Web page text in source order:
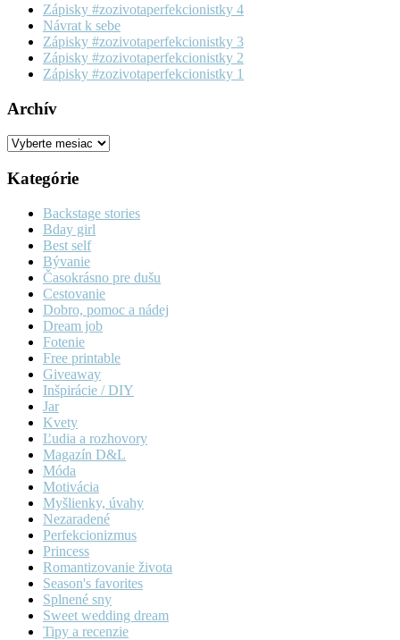
Zápisky #zozivotaperfekcionistky 4
Návrat k sebe
Zápisky #zozivotaperfekcionistky 3
Zápisky #zozivotaperfekcionistky 2
Zápisky #zozivotaperfekcionistky 1
Archív
Archív
Kategórie
Backstage stories
Bday girl
Best self
Bývanie
Časokrásno pre dušu
Cestovanie
Dobro, pomoc a nádej
Dream job
Fotenie
Free printable
Giveaway
Inšpirácie / DIY
Jar
Kvety
Ľudia a rozhovory
Magazín D&L
Móda
Motivácia
Myšlienky, úvahy
Nezaradené
Perfekcionizmus
Princess
Romantizovanie života
Season's favorites
Splnené sny
Sweet wedding dream
Tipy a recenzie